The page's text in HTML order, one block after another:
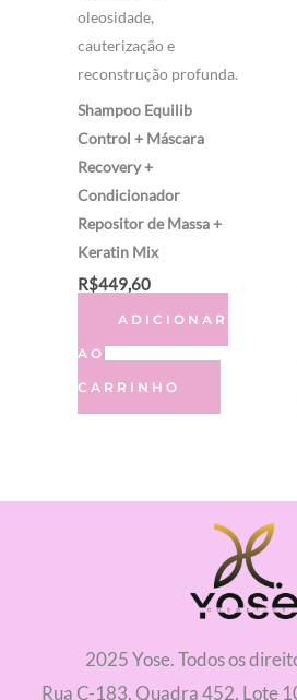
oleosidade,
cauterização e
reconstrução profunda.
Shampoo Equilib
Control + Máscara
Recovery +
Condicionador
Repositor de Massa +
Keratin Mix
R$449,60
ADICIONAR
AO
CARRINHO
2025 Yose. Todos os
Rua C-183, Quadra 452, Lote